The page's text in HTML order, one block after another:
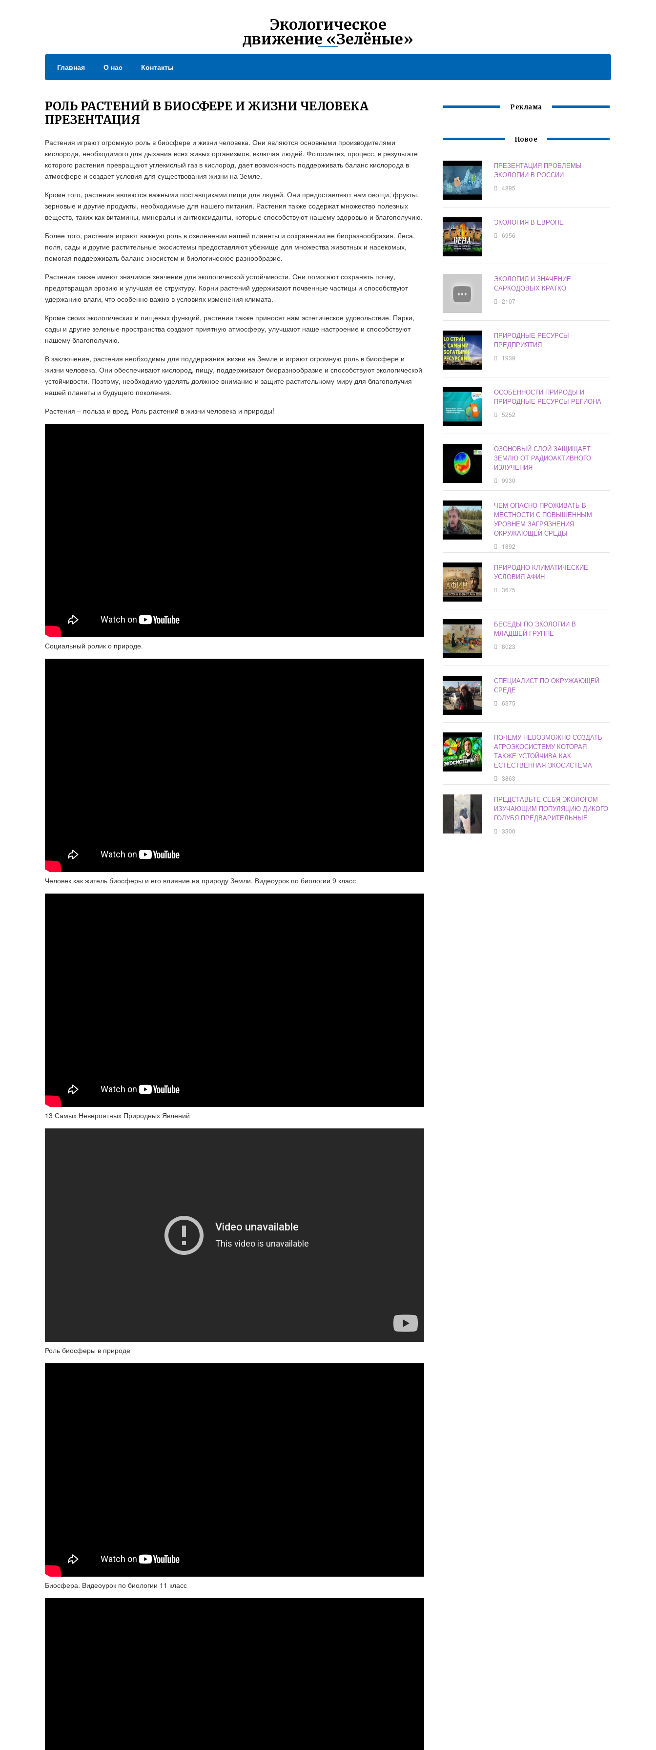
Экологическое
движение «Зелёные»
Главная О нас Контакты
РОЛЬ РАСТЕНИЙ В БИОСФЕРЕ И ЖИЗНИ ЧЕЛОВЕКА
ПРЕЗЕНТАЦИЯ
Растения играют огромную роль в биосфере и жизни человека. Они являются основными производителями
кислорода, необходимого для дыхания всех живых организмов, включая людей. Фотосинтез, процесс, в результате
которого растения превращают углекислый газ в кислород, дает возможность поддерживать баланс кислорода в
атмосфере и создает условия для существования жизни на Земле.
Кроме того, растения являются важными поставщиками пищи для людей. Они предоставляют нам овощи, фрукты,
зерновые и другие продукты, необходимые для нашего питания. Растения также содержат множество полезных
веществ, таких как витамины, минералы и антиоксиданты, которые способствуют нашему здоровью и благополучию.
Более того, растения играют важную роль в озеленении нашей планеты и сохранении ее биоразнообразия. Леса,
поля, сады и другие растительные экосистемы предоставляют убежище для множества животных и насекомых,
помогая поддерживать баланс экосистем и биологическое разнообразие.
Растения также имеют значимое значение для экологической устойчивости. Они помогают сохранять почву,
предотвращая эрозию и улучшая ее структуру. Корни растений удерживают почвенные частицы и способствуют
удержанию влаги, что особенно важно в условиях изменения климата.
Кроме своих экологических и пищевых функций, растения также приносят нам эстетическое удовольствие. Парки,
сады и другие зеленые пространства создают приятную атмосферу, улучшают наше настроение и способствуют
нашему благополучию.
В заключение, растения необходимы для поддержания жизни на Земле и играют огромную роль в биосфере и
жизни человека. Они обеспечивают кислород, пищу, поддерживают биоразнообразие и способствуют экологической
устойчивости. Поэтому, необходимо уделять должное внимание и защите растительному миру для благополучия
нашей планеты и будущего поколения.
Растения – польза и вред. Роль растений в жизни человека и природы!
Социальный ролик о природе.
Человек как житель биосферы и его влияние на природу Земли. Видеоурок по биологии 9 класс
13 Самых Невероятных Природных Явлений
Роль биосферы в природе
Биосфера. Видеоурок по биологии 11 класс
Реклама
Новое
ПРЕЗЕНТАЦИЯ ПРОБЛЕМЫ
ЭКОЛОГИИ В РОССИИ
4895
ЭКОЛОГИЯ В ЕВРОПЕ
6956
ЭКОЛОГИЯ И ЗНАЧЕНИЕ
САРКОДОВЫХ КРАТКО
2107
ПРИРОДНЫЕ РЕСУРСЫ
ПРЕДПРИЯТИЯ
1939
ОСОБЕННОСТИ ПРИРОДЫ И
ПРИРОДНЫЕ РЕСУРСЫ РЕГИОНА
5252
ОЗОНОВЫЙ СЛОЙ ЗАЩИЩАЕТ
ЗЕМЛЮ ОТ РАДИОАКТИВНОГО
ИЗЛУЧЕНИЯ
9930
ЧЕМ ОПАСНО ПРОЖИВАТЬ В
МЕСТНОСТИ С ПОВЫШЕННЫМ
УРОВНЕМ ЗАГРЯЗНЕНИЯ
ОКРУЖАЮЩЕЙ СРЕДЫ
1892
ПРИРОДНО КЛИМАТИЧЕСКИЕ
УСЛОВИЯ АФИН
3675
БЕСЕДЫ ПО ЭКОЛОГИИ В
МЛАДШЕЙ ГРУППЕ
8023
СПЕЦИАЛИСТ ПО ОКРУЖАЮЩЕЙ
СРЕДЕ
6375
ПОЧЕМУ НЕВОЗМОЖНО СОЗДАТЬ
АГРОЭКОСИСТЕМУ КОТОРАЯ
ТАКЖЕ УСТОЙЧИВА КАК
ЕСТЕСТВЕННАЯ ЭКОСИСТЕМА
3863
ПРЕДСТАВЬТЕ СЕБЯ ЭКОЛОГОМ
ИЗУЧАЮЩИМ ПОПУЛЯЦИЮ ДИКОГО
ГОЛУБЯ ПРЕДВАРИТЕЛЬНЫЕ
3300